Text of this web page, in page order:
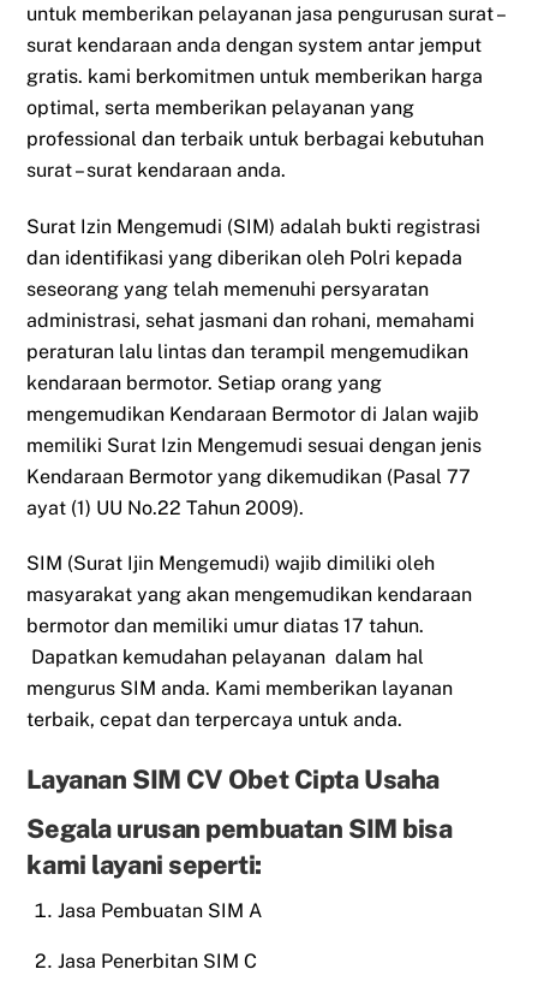
untuk memberikan pelayanan jasa pengurusan surat –
surat kendaraan anda dengan system antar jemput
gratis. kami berkomitmen untuk memberikan harga
optimal, serta memberikan pelayanan yang
professional dan terbaik untuk berbagai kebutuhan
surat – surat kendaraan anda.
Surat Izin Mengemudi (SIM) adalah bukti registrasi
dan identifikasi yang diberikan oleh Polri kepada
seseorang yang telah memenuhi persyaratan
administrasi, sehat jasmani dan rohani, memahami
peraturan lalu lintas dan terampil mengemudikan
kendaraan bermotor. Setiap orang yang
mengemudikan Kendaraan Bermotor di Jalan wajib
memiliki Surat Izin Mengemudi sesuai dengan jenis
Kendaraan Bermotor yang dikemudikan (Pasal 77
ayat (1) UU No.22 Tahun 2009).
SIM (Surat Ijin Mengemudi) wajib dimiliki oleh
masyarakat yang akan mengemudikan kendaraan
bermotor dan memiliki umur diatas 17 tahun.
Dapatkan kemudahan pelayanan dalam hal
mengurus SIM anda. Kami memberikan layanan
terbaik, cepat dan terpercaya untuk anda.
Layanan SIM CV Obet Cipta Usaha
Segala urusan pembuatan SIM bisa
kami layani seperti:
Jasa Pembuatan SIM A
Jasa Penerbitan SIM C